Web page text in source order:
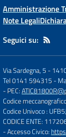
Amministrazione
Note Legali
Seguici su:
Via Sardegna, 5 -
Tel 0141 594315 -
- PEC:
Codice
Codice Univoco :
CODICE ENTE:
- Accesso Civico: